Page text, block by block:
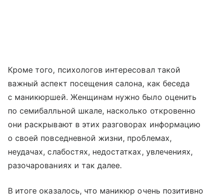
Кроме того, психологов интересовал такой
важный аспект посещения салона, как беседа
с маникюршей. Женщинам нужно было оценить
по семибалльной шкале, насколько откровенно
они раскрывают в этих разговорах информацию
о своей повседневной жизни, проблемах,
неудачах, слабостях, недостатках, увлечениях,
разочарованиях и так далее.
В итоге оказалось, что маникюр очень позитивно